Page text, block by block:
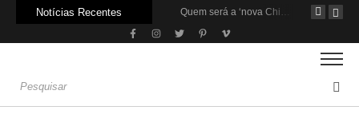
Notícias Recentes Quem será a ‘nova China’ do agro quando o apetite de Pequim acabar?